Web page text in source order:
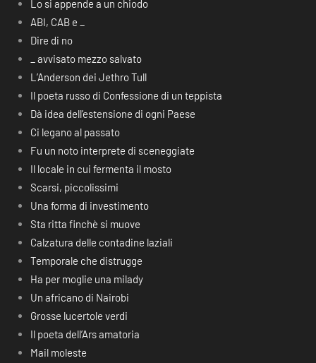
Lo si appende a un chiodo
ABI, CAB e _
Dire di no
_ avvisato mezzo salvato
L’Anderson dei Jethro Tull
Il poeta russo di Confessione di un teppista
Dà idea dell’estensione di ogni Paese
Ci legano al passato
Fu un noto interprete di sceneggiate
Il locale in cui fermenta il mosto
Scarsi, piccolissimi
Una forma di investimento
Sta ritta finchè si muove
Calzatura delle contadine laziali
Temporale che distrugge
Ha per moglie una milady
Un africano di Nairobi
Grosse lucertole verdi
Il poeta dell’Ars amatoria
Mail moleste